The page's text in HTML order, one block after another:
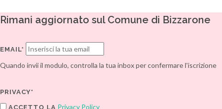
Rimani aggiornato sul Comune di Bizzarone
EMAIL*
Quando invii il modulo, controlla la tua inbox per confermare l'iscrizione
PRIVACY*
ACCETTO LA Privacy Policy